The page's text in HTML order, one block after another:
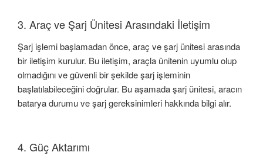
3. Araç ve Şarj Ünitesi Arasındaki İletişim
Şarj işlemi başlamadan önce, araç ve şarj ünitesi arasında
bir iletişim kurulur. Bu iletişim, araçla ünitenin uyumlu olup
olmadığını ve güvenli bir şekilde şarj işleminin
başlatılabileceğini doğrular. Bu aşamada şarj ünitesi, aracın
batarya durumu ve şarj gereksinimleri hakkında bilgi alır.
4. Güç Aktarımı